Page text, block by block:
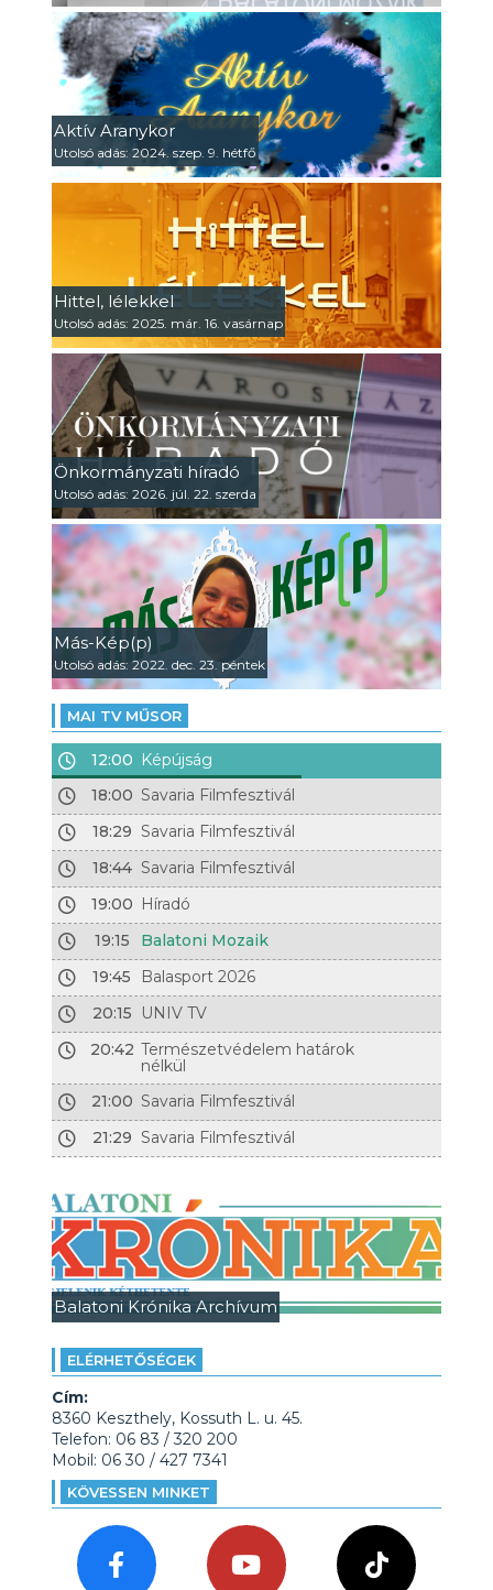
Aktív Aranykor
Utolsó adás: 2024. szep. 9. hétfő
Hittel, lélekkel
Utolsó adás: 2025. már. 16. vasárnap
Önkormányzati híradó
Utolsó adás: 2026. júl. 22. szerda
Más-Kép(p)
Utolsó adás: 2022. dec. 23. péntek
MAI TV MŰSOR
12:00 Képújság
18:00 Savaria Filmfesztivál
18:29 Savaria Filmfesztivál
18:44 Savaria Filmfesztivál
19:00 Híradó
19:15
Balatoni Mozaik
19:45
Balasport 2026
20:15
UNIV TV
20:42 Természetvédelem határok
nélkül
21:00 Savaria Filmfesztivál
21:29 Savaria Filmfesztivál
Balatoni Krónika Archívum
ELÉRHETŐSÉGEK
Cím:
8360 Keszthely, Kossuth L. u. 45.
Telefon: 06 83 / 320 200
Mobil: 06 30 / 427 7341
KÖVESSEN MINKET